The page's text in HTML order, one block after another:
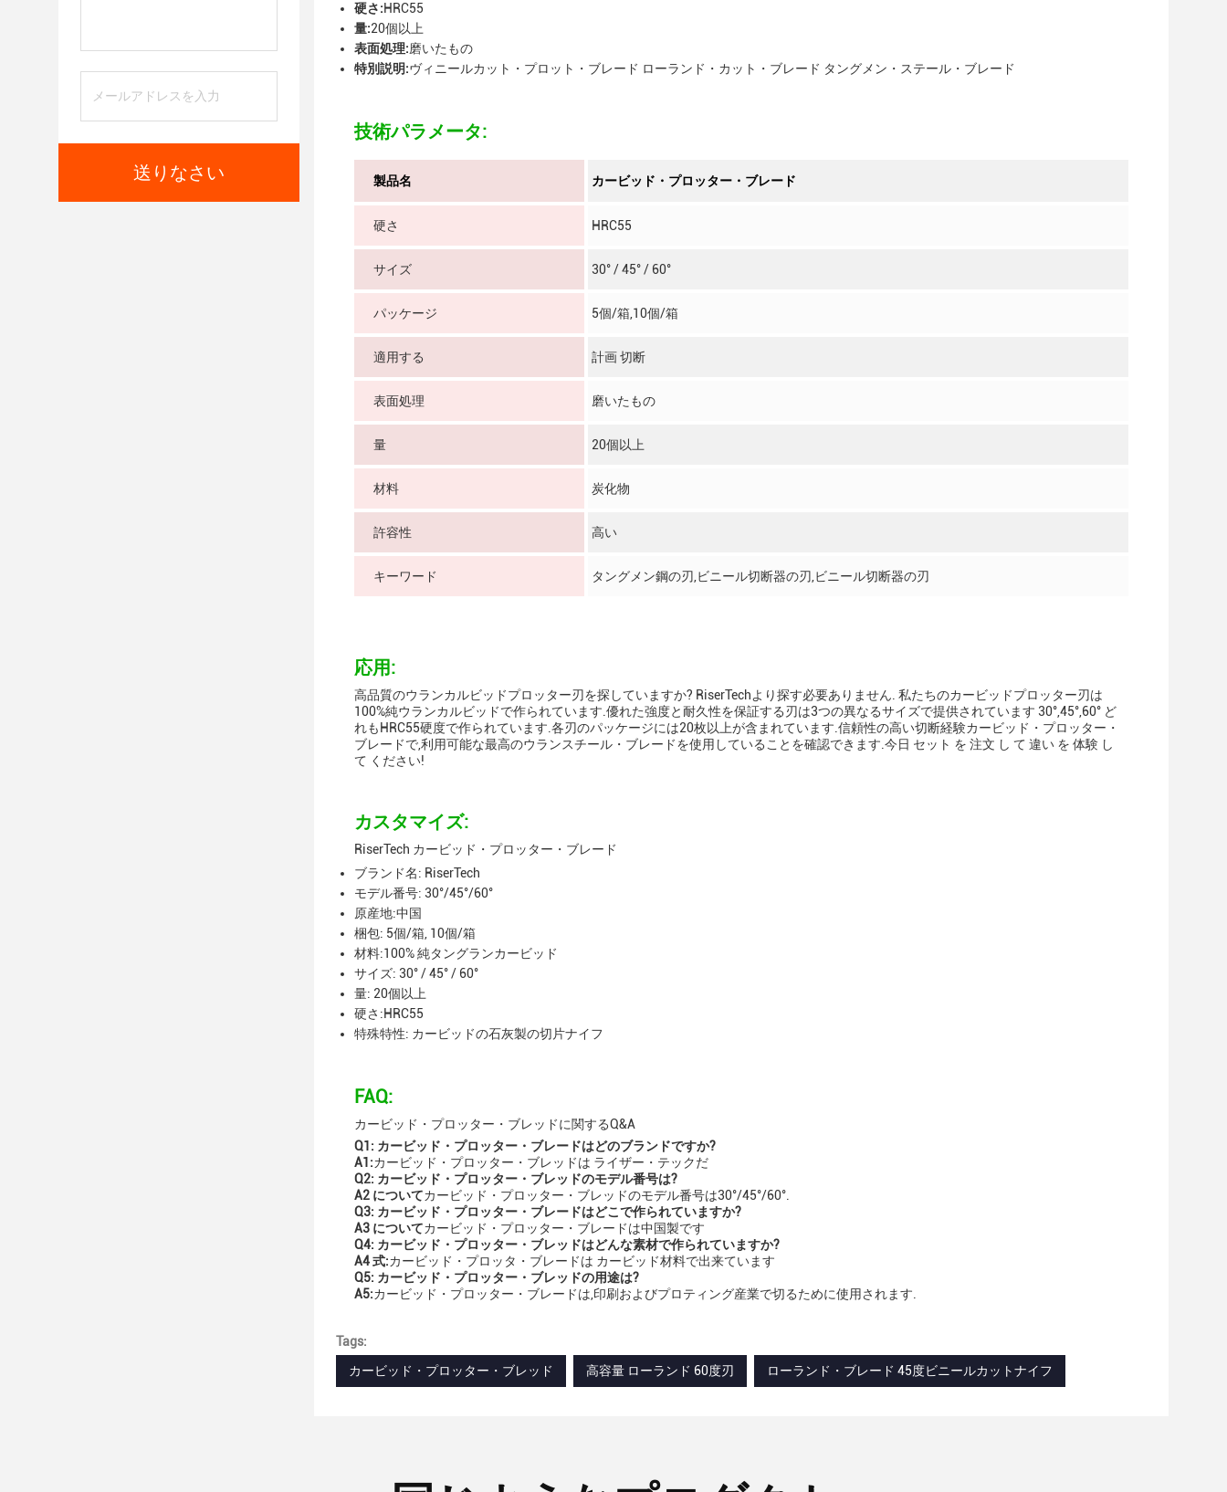
送りなさい
硬さ:HRC55
量:20個以上
表面処理:磨いたもの
特別説明:ヴィニールカット・プロット・ブレード ローランド・カット・ブレード タングメン・ステール・ブレード
技術パラメータ:
製品名 カービッド・プロッター・ブレード
硬さ HRC55
サイズ 30° / 45° / 60°
パッケージ 5個/箱,10個/箱
適用する 計画 切断
表面処理 磨いたもの
量 20個以上
材料 炭化物
許容性 高い
キーワード タングメン鋼の刃,ビニール切断器の刃,ビニール切断器の刃
応用:
高品質のウランカルビッドプロッター刃を探していますか? RiserTechより探す必要ありません. 私たちのカービッドプロッター刃は
100%純ウランカルビッドで作られています.優れた強度と耐久性を保証する刃は3つの異なるサイズで提供されています 30°,45°,60° ど
れもHRC55硬度で作られています.各刃のパッケージには20枚以上が含まれています.信頼性の高い切断経験カービッド・プロッター・
ブレードで,利用可能な最高のウランスチール・ブレードを使用していることを確認できます.今日 セット を 注文 し て 違い を 体験 し
て ください!
カスタマイズ:
RiserTech カービッド・プロッター・ブレード
ブランド名: RiserTech
モデル番号: 30°/45°/60°
原産地:中国
梱包: 5個/箱, 10個/箱
材料:100% 純タングランカービッド
サイズ: 30° / 45° / 60°
量: 20個以上
硬さ:HRC55
特殊特性: カービッドの石灰製の切片ナイフ
FAQ:
カービッド・プロッター・ブレッドに関するQ&A
Q1: カービッド・プロッター・ブレードはどのブランドですか?
A1:カービッド・プロッター・ブレッドは ライザー・テックだ
Q2: カービッド・プロッター・ブレッドのモデル番号は?
A2 についてカービッド・プロッター・ブレッドのモデル番号は30°/45°/60°.
Q3: カービッド・プロッター・ブレードはどこで作られていますか?
A3 についてカービッド・プロッター・ブレードは中国製です
Q4: カービッド・プロッター・ブレッドはどんな素材で作られていますか?
A4 式:カービッド・プロッタ・ブレードは カービッド材料で出来ています
Q5: カービッド・プロッター・ブレッドの用途は?
A5:カービッド・プロッター・ブレードは,印刷およびプロティング産業で切るために使用されます.
Tags:
カービッド・プロッター・ブレッド
高容量 ローランド 60度刃 ローランド・ブレード 45度ビニールカットナイフ